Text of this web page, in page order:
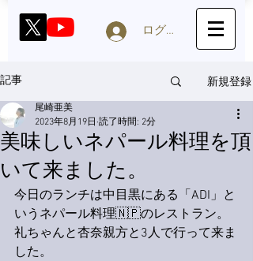
ログイン
記事 新規登録
美味しいネパール料理を頂
いて来ました。
尾崎亜美
2023年8月19日 読了時間: 2分
今日のランチは中目黒にある「ADI」と
いうネパール料理🇳🇵のレストラン。
礼ちゃんと杏奈親方と3人で行って来ま
した。